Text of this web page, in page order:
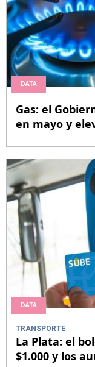
DATA
Gas: el
en mayo y
DATA
TRANSPORTE
La Plata: el
$1.000 y los